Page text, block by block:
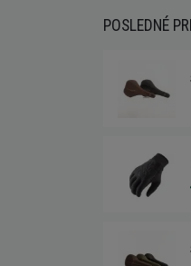
POSLEDNÉ